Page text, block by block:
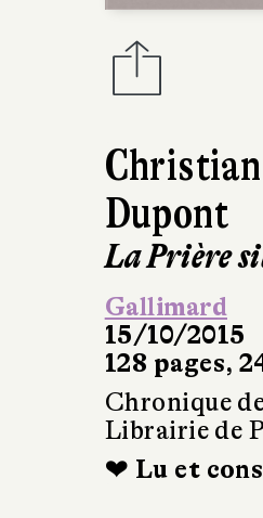
Dupont
La Prière
Gallimard
15/10/2015
128 pages,
Chronique
Librairie de
❤ Lu et